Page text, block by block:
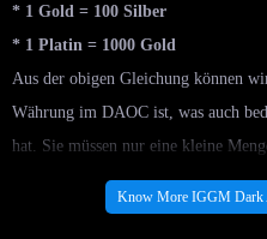
* 1 Gold = 100 Silber
* 1 Platin = 1000 Gold
Aus der obigen Gleichung können
Währung im DAOC ist, was auch
hat. Sie müssen nur eine kleine
seltene Gegenstände und Requisiten
dass Dark Age of Camelot Platinum
Know More IGGM Dark